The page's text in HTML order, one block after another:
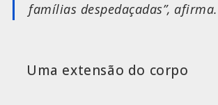
famílias despedaçadas”, afirma.
Uma extensão do corpo